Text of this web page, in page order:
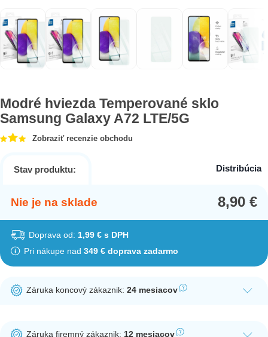
Modré hviezda Temperované sklo
Samsung Galaxy A72 LTE/5G
Zobraziť recenzie obchodu
Stav produktu: Distribúcia
Nie je na sklade 8,90€
Doprava od: 1,99 € s DPH
Pri nákupe nad 349 € doprava zadarmo
Záruka koncový zákaznik:24 mesiacov
Záruka firemný zákaznik:12 mesiacov